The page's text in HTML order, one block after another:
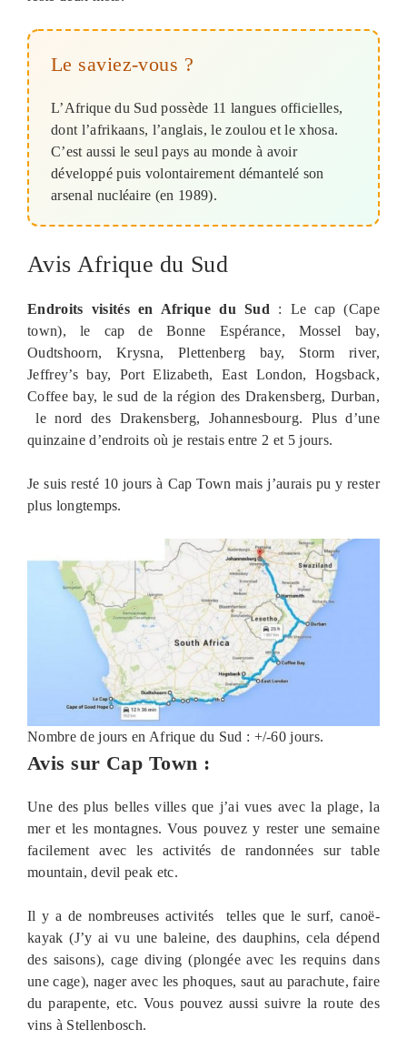
Le saviez-vous ?
L’Afrique du Sud possède 11 langues officielles,
dont l’afrikaans, l’anglais, le zoulou et le xhosa.
C’est aussi le seul pays au monde à avoir
développé puis volontairement démantelé son
arsenal nucléaire (en 1989).
Avis Afrique du Sud
Endroits visités en Afrique du Sud : Le cap (Cape
town), le cap de Bonne Espérance, Mossel bay,
Oudtshoorn, Krysna, Plettenberg bay, Storm river,
Jeffrey’s bay, Port Elizabeth, East London, Hogsback,
Coffee bay, le sud de la région des Drakensberg, Durban,
le nord des Drakensberg, Johannesbourg. Plus d’une
quinzaine d’endroits où je restais entre 2 et 5 jours.
Je suis resté 10 jours à Cap Town mais j’aurais pu y rester
plus longtemps.
Nombre de jours en Afrique du Sud : +/-60 jours.
Avis sur Cap Town :
Une des plus belles villes que j’ai vues avec la plage, la
mer et les montagnes. Vous pouvez y rester une semaine
facilement avec les activités de randonnées sur table
mountain, devil peak etc.
Il y a de nombreuses activités telles que le surf, canoë-
kayak (J’y ai vu une baleine, des dauphins, cela dépend
des saisons), cage diving (plongée avec les requins dans
une cage), nager avec les phoques, saut au parachute, faire
du parapente, etc. Vous pouvez aussi suivre la route des
vins à Stellenbosch.